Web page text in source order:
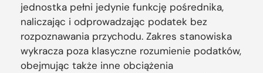
jednostka pełni jedynie funkcję pośrednika,
naliczając i odprowadzając podatek bez
rozpoznawania przychodu. Zakres stanowiska
wykracza poza klasyczne rozumienie podatków,
obejmując także inne obciążenia